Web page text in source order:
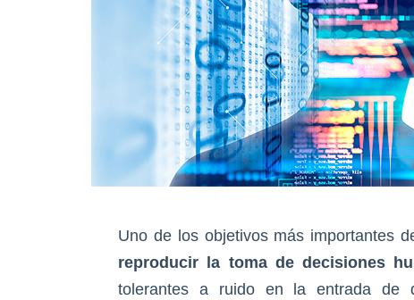
Uno de los objetivos más importantes
reproducir la toma de decisiones
tolerantes a ruido en la entrada de